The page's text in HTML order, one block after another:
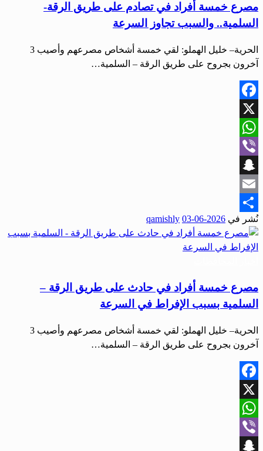
مصرع خمسة أفراد في تصادم على طريق الرقة-
السلمية.. والسبب تجاوز السرعة
الحرية– خليل الهملو: لقي خمسة أشخاص مصرعهم وأصيب 3
آخرون بجروح على طريق الرقة – السلمية…
Facebook
X
WhatsApp
Viber
Snapchat
Email
Share
نُشر في 2026-06-03
qamishly
مصرع خمسة أفراد في حادث على طريق الرقة –
السلمية بسبب الإفراط في السرعة
الحرية– خليل الهملو: لقي خمسة أشخاص مصرعهم وأصيب 3
آخرون بجروح على طريق الرقة – السلمية…
Facebook
X
WhatsApp
Viber